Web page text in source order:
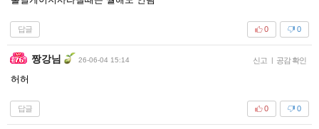
답글 0
0
짱강님 26-06-04 15:14 신고 | 공감 확인
허허
답글 0
0